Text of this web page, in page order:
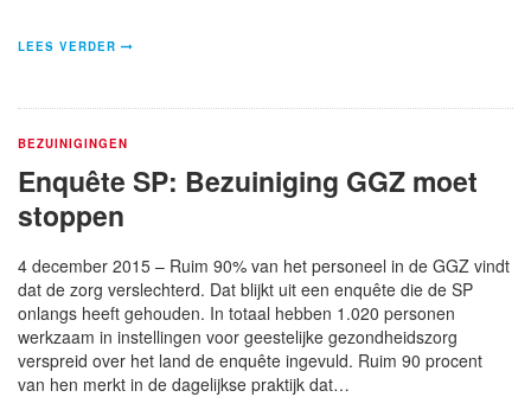
LEES VERDER
BEZUINIGINGEN
Enquête SP: Bezuiniging GGZ moet
stoppen
4 december 2015 – Ruim 90% van het personeel in de GGZ vindt
dat de zorg verslechterd. Dat blijkt uit een enquête die de SP
onlangs heeft gehouden. In totaal hebben 1.020 personen
werkzaam in instellingen voor geestelijke gezondheidszorg
verspreid over het land de enquête ingevuld. Ruim 90 procent
van hen merkt in de dagelijkse praktijk dat…